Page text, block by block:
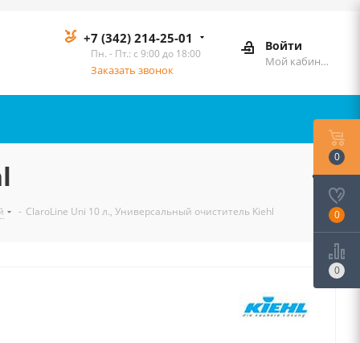
Войти
Мой кабинет
+7 (342) 214-25-01
Пн. - Пт.: с 9:00 до 18:00
Заказать звонок
- ClaroLine Uni 10 л., Универсальный очиститель Kiehl
0
0
0